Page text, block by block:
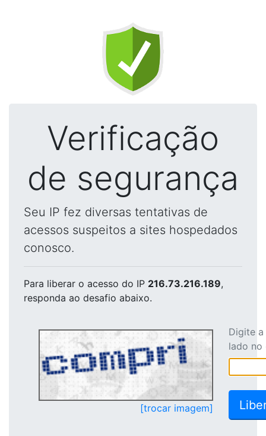
Verificação
de segurança
Seu IP fez diversas tentativas de
acessos suspeitos a sites hospedados
conosco.
Para liberar o acesso do IP 216.73.216.189,
responda ao desafio abaixo.
[trocar imagem]
Digite
lado no